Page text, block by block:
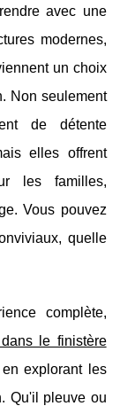
avec une
modernes,
un choix
Non seulement
de détente
elles offrent
les familles,
Vous pouvez
quelle
complète,
le finistère
explorant les
Qu'il pleuve ou